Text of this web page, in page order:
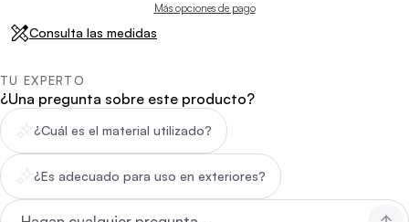
Más opciones de pago
Consulta las medidas
TU EXPERTO
¿Una pregunta sobre este producto?
¿Cuál es el material utilizado?
¿Es adecuado para uso en exteriores?